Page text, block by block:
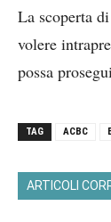
La scoperta
volere
possa
TAG ACBC
ARTICOLI